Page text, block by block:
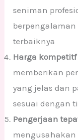
seniman
terbaiknya
Harga
memberikan
yang jelas dan
sesuai dengan
Pengerjaan
mengusahakan